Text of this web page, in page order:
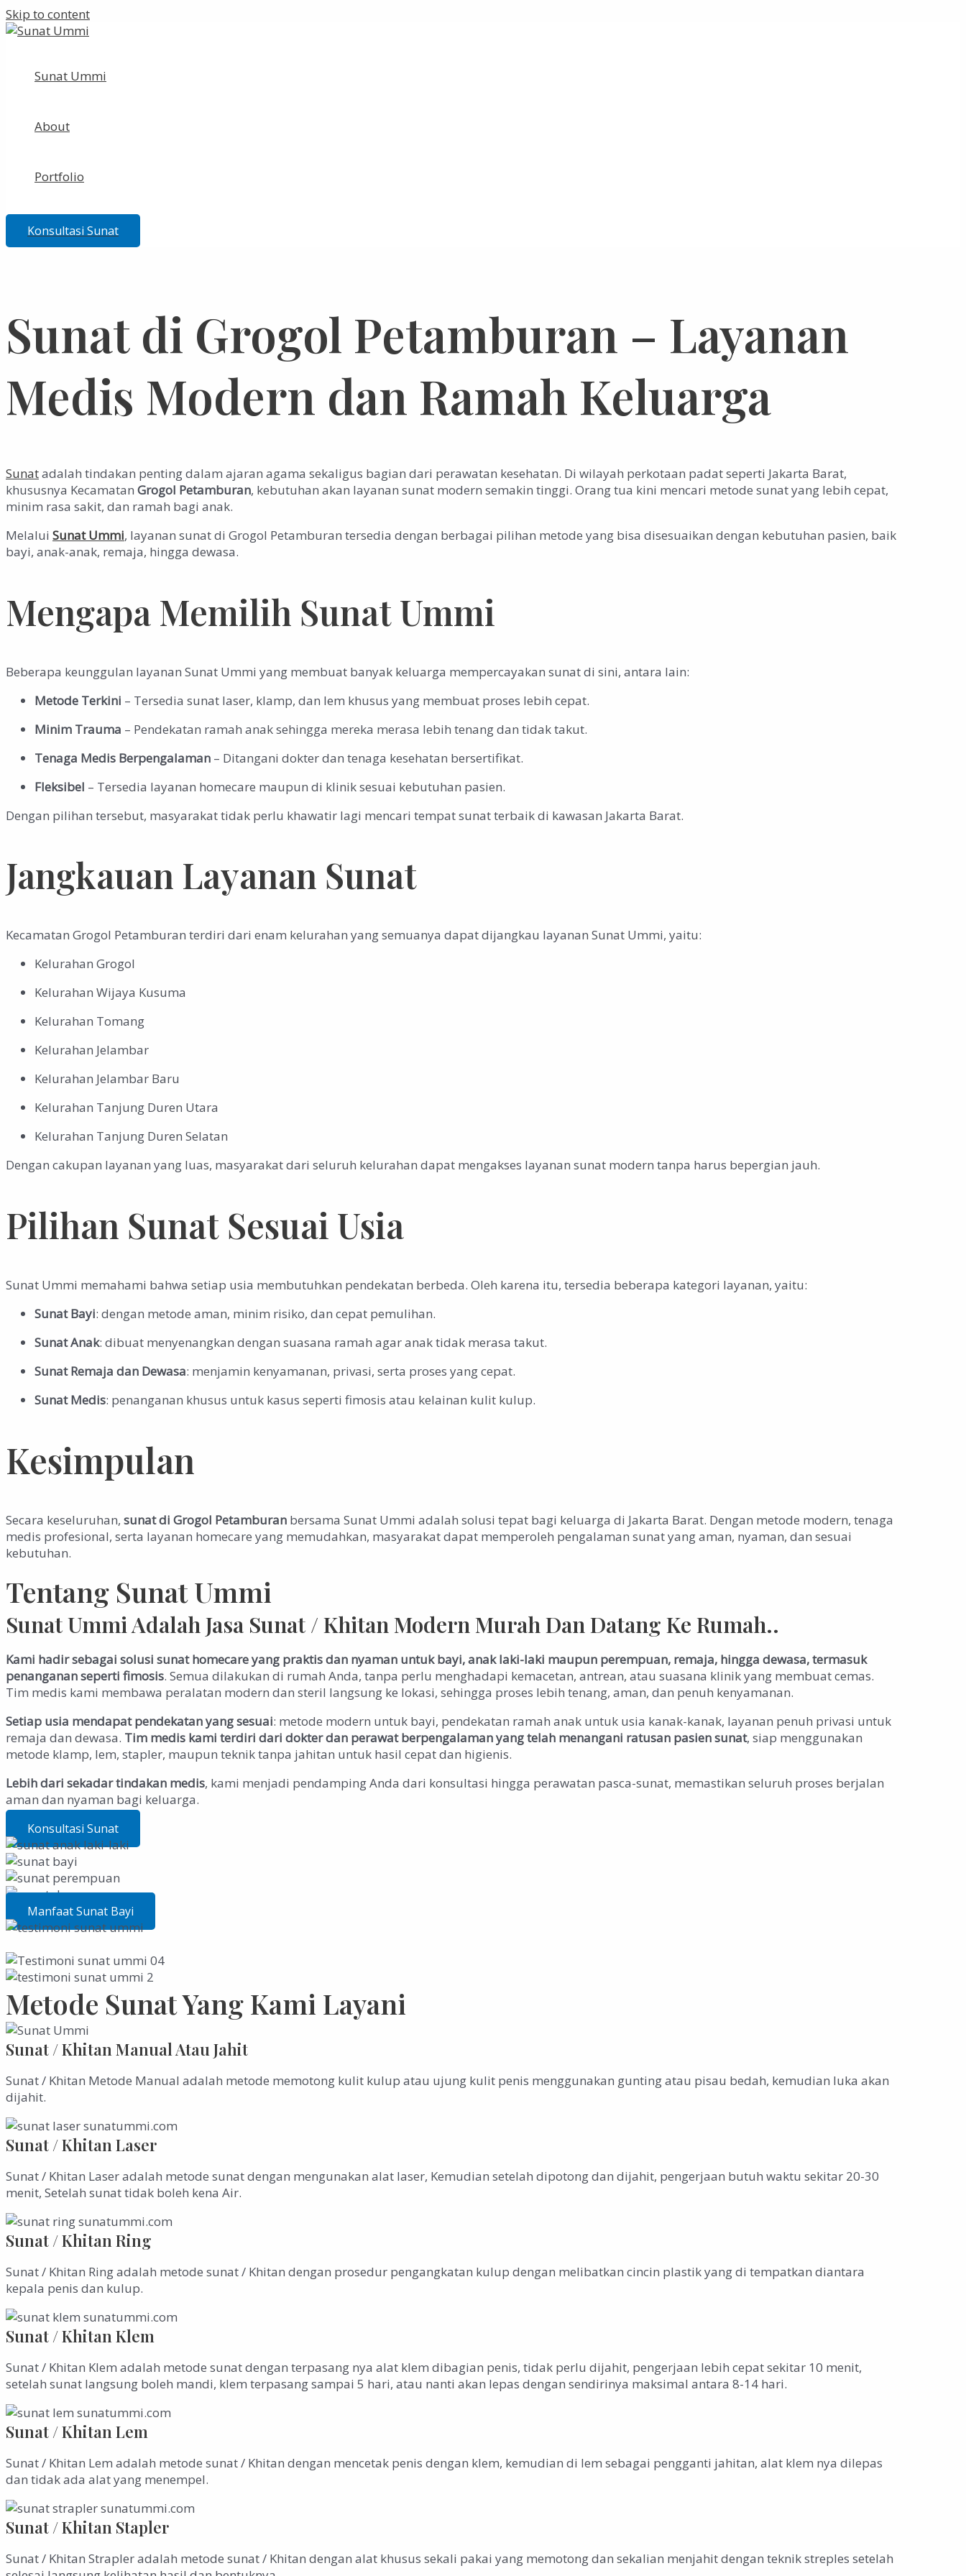
Skip to content
Sunat Ummi
About
Portfolio
Konsultasi Sunat
Sunat di Grogol Petamburan – Layanan
Medis Modern dan Ramah Keluarga
Sunatadalah tindakan penting dalam ajaran agama sekaligus bagian dari perawatan kesehatan. Di wilayah perkotaan padat seperti Jakarta Barat,
khususnya Kecamatan Grogol Petamburan, kebutuhan akan layanan sunat modern semakin tinggi. Orang tua kini mencari metode sunat yang lebih cepat,
minim rasa sakit, dan ramah bagi anak.
Melalui Sunat Ummi, layanan sunat di Grogol Petamburan tersedia dengan berbagai pilihan metode yang bisa disesuaikan dengan kebutuhan pasien, baik
bayi, anak-anak, remaja, hingga dewasa.
Mengapa Memilih Sunat Ummi
Beberapa keunggulan layanan Sunat Ummi yang membuat banyak keluarga mempercayakan sunat di sini, antara lain:
Metode Terkini – Tersedia sunat laser, klamp, dan lem khusus yang membuat proses lebih cepat.
Minim Trauma – Pendekatan ramah anak sehingga mereka merasa lebih tenang dan tidak takut.
Tenaga Medis Berpengalaman – Ditangani dokter dan tenaga kesehatan bersertifikat.
Fleksibel – Tersedia layanan homecare maupun di klinik sesuai kebutuhan pasien.
Dengan pilihan tersebut, masyarakat tidak perlu khawatir lagi mencari tempat sunat terbaik di kawasan Jakarta Barat.
Jangkauan Layanan Sunat
Kecamatan Grogol Petamburan terdiri dari enam kelurahan yang semuanya dapat dijangkau layanan Sunat Ummi, yaitu:
Kelurahan Grogol
Kelurahan Wijaya Kusuma
Kelurahan Tomang
Kelurahan Jelambar
Kelurahan Jelambar Baru
Kelurahan Tanjung Duren Utara
Kelurahan Tanjung Duren Selatan
Dengan cakupan layanan yang luas, masyarakat dari seluruh kelurahan dapat mengakses layanan sunat modern tanpa harus bepergian jauh.
Pilihan Sunat Sesuai Usia
Sunat Ummi memahami bahwa setiap usia membutuhkan pendekatan berbeda. Oleh karena itu, tersedia beberapa kategori layanan, yaitu:
Sunat Bayi: dengan metode aman, minim risiko, dan cepat pemulihan.
Sunat Anak: dibuat menyenangkan dengan suasana ramah agar anak tidak merasa takut.
Sunat Remaja dan Dewasa: menjamin kenyamanan, privasi, serta proses yang cepat.
Sunat Medis: penanganan khusus untuk kasus seperti fimosis atau kelainan kulit kulup.
Kesimpulan
Secara keseluruhan, sunat di Grogol Petamburan bersama Sunat Ummi adalah solusi tepat bagi keluarga di Jakarta Barat. Dengan metode modern, tenaga
medis profesional, serta layanan homecare yang memudahkan, masyarakat dapat memperoleh pengalaman sunat yang aman, nyaman, dan sesuai
kebutuhan.
Tentang Sunat Ummi
Sunat Ummi Adalah Jasa Sunat / Khitan Modern Murah Dan Datang Ke Rumah..
Kami hadir sebagai solusi sunat homecare yang praktis dan nyaman untuk bayi, anak laki-laki maupun perempuan, remaja, hingga dewasa, termasuk
penanganan seperti fimosis. Semua dilakukan di rumah Anda, tanpa perlu menghadapi kemacetan, antrean, atau suasana klinik yang membuat cemas.
Tim medis kami membawa peralatan modern dan steril langsung ke lokasi, sehingga proses lebih tenang, aman, dan penuh kenyamanan.
Setiap usia mendapat pendekatan yang sesuai: metode modern untuk bayi, pendekatan ramah anak untuk usia kanak-kanak, layanan penuh privasi untuk
remaja dan dewasa. Tim medis kami terdiri dari dokter dan perawat berpengalamanyang telah menangani ratusan pasien sunat, siap menggunakan
metode klamp, lem, stapler, maupun teknik tanpa jahitan untuk hasil cepat dan higienis.
Lebih dari sekadar tindakan medis, kami menjadi pendamping Anda dari konsultasi hingga perawatan pasca-sunat, memastikan seluruh proses berjalan
aman dan nyaman bagi keluarga.
Konsultasi Sunat
Manfaat Sunat Bayi
Metode Sunat Yang Kami Layani
Sunat / Khitan Manual Atau Jahit
Sunat / Khitan Metode Manual adalah metode memotong kulit kulup atau ujung kulit penis menggunakan gunting atau pisau bedah, kemudian luka akan
dijahit.
Sunat / Khitan Laser
Sunat / Khitan Laser adalah metode sunat dengan mengunakan alat laser, Kemudian setelah dipotong dan dijahit, pengerjaan butuh waktu sekitar 20-30
menit, Setelah sunat tidak boleh kena Air.
Sunat / Khitan Ring
Sunat / Khitan Ring adalah metode sunat / Khitan dengan prosedur pengangkatan kulup dengan melibatkan cincin plastik yang di tempatkan diantara
kepala penis dan kulup.
Sunat / Khitan Klem
Sunat / Khitan Klem adalah metode sunat dengan terpasang nya alat klem dibagian penis, tidak perlu dijahit, pengerjaan lebih cepat sekitar 10 menit,
setelah sunat langsung boleh mandi, klem terpasang sampai 5 hari, atau nanti akan lepas dengan sendirinya maksimal antara 8-14 hari.
Sunat / Khitan Lem
Sunat / Khitan Lem adalah metode sunat / Khitan dengan mencetak penis dengan klem, kemudian di lem sebagai pengganti jahitan, alat klem nya dilepas
dan tidak ada alat yang menempel.
Sunat / Khitan Stapler
Sunat / Khitan Strapler adalah metode sunat / Khitan dengan alat khusus sekali pakai yang memotong dan sekalian menjahit dengan teknik streples setelah